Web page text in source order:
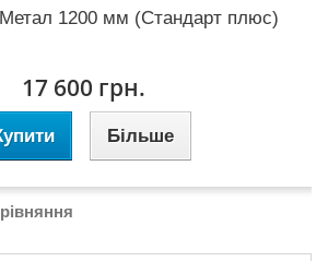
1200 мм (Стандарт плюс)
17 600 грн.
Більше